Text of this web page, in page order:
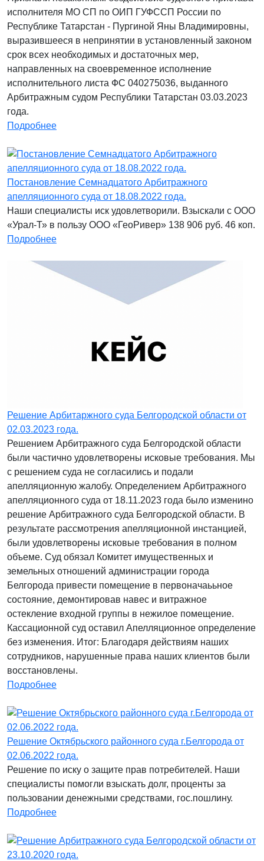
исполнителя МО СП по ОИП ГУФССП России по
Республике Татарстан - Пургиной Яны Владимировны,
выразившееся в непринятии в установленный законом
срок всех необходимых и достаточных мер,
направленных на своевременное исполнение
исполнительного листа ФС 040275036, выданного
Арбитражным судом Республики Татарстан 03.03.2023
года.
Подробнее
Постановление Семнадцатого Арбитражного
апелляционного суда от 18.08.2022 года.
Наши специалисты иск удовлетворили. Взыскали с ООО
«Урал-Т» в пользу ООО «ГеоРивер» 138 906 руб. 46 коп.
Подробнее
Решение Арбитаржного суда Белгородской области от
02.03.2023 года.
Решением Арбитражного суда Белгородской области
были частично удовлетворены исковые требования. Мы
с решением суда не согласились и подали
апелляционную жалобу. Определением Арбитражного
апелляционного суда от 18.11.2023 года было изменино
решение Арбитражного суда Белгородской области. В
результате рассмотрения апелляционной инстанцией,
были удовлетворены исковые требования в полном
объеме. Суд обязал Комитет имущественных и
земельных отношений администрации города
Белгорода привести помещение в первоначаььное
состояние, демонтировав навес и витражное
остекление входной группы в нежилое помещение.
Кассационной суд оставил Апелляционное определение
без изменения. Итог: Благодаря действиям наших
сотрудников, нарушенные права наших клиентов были
восстановлены.
Подробнее
Решение Октябрьского районного суда г.Белгорода от
02.06.2022 года.
Решение по иску о защите прав потребителей. Наши
специалисты помогли взыскать долг, проценты за
пользовании денежными средствами, гос.пошлину.
Подробнее